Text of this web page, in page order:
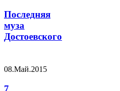
Последняя
муза
Достоевского
08.Май.2015
7